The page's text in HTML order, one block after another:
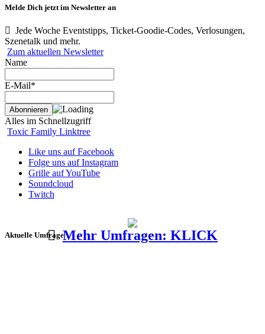
Melde Dich jetzt im Newsletter an
Jede Woche Eventstipps, Ticket-Goodie-Codes, Verlosungen,
Szenetalk und mehr.
Zum aktuellen Newsletter
Name
E-Mail*
Alles im Schnellzugriff
Toxic Family Linktree
Like uns auf Facebook
Folge uns auf Instagram
Grille auf YouTube
Soundcloud
Twitch
Aktuelle UmfrageMehr Umfragen: KLICK